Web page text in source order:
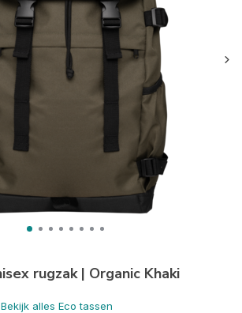
rugzak | Organic Khaki
Bekijk alles Eco tassen